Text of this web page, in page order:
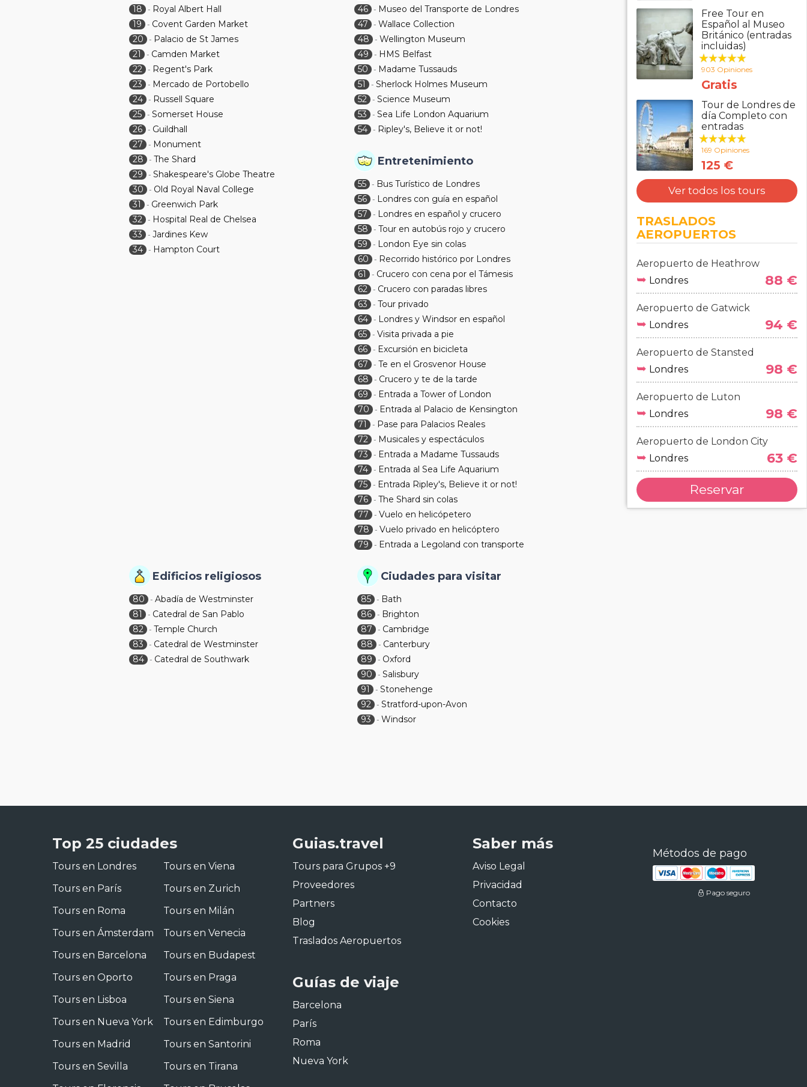
18
- Royal Albert Hall
19
- Covent Garden Market
20
- Palacio de St James
21
- Camden Market
22 - Regent's Park
23
- Mercado de Portobello
24 - Russell Square
25 -Somerset House
26 - Guildhall
27
- Monument
28
- The Shard
29
-Shakespeare's Globe Theatre
30
- Old Royal Naval College
31
- Greenwich Park
32 - Hospital Real de Chelsea
33
-Jardines Kew
34 - Hampton Court
46 - Museo del Transporte de Londres
47
- Wallace Collection
48
- Wellington Museum
49
- HMS Belfast
50
- Madame Tussauds
51
-Sherlock Holmes Museum
52 -Science Museum
53
-Sea Life London Aquarium
54 - Ripley's, Believe it or not!
Entretenimiento
55 - Bus Turístico de Londres
56 - Londres con guía en español
57
- Londres en español y crucero
58
- Tour en autobús rojo y crucero
59
- London Eye sin colas
60
- Recorrido histórico por Londres
61
- Crucero con cena por el Támesis
62 - Crucero con paradas libres
63
- Tour privado
64 - Londres y Windsor en español
65 -Visita privada a pie
66 - Excursión en bicicleta
67
- Te en el Grosvenor House
68
- Crucero y te de la tarde
69
- Entrada a Tower of London
70
- Entrada al Palacio de Kensington
71
- Pase para Palacios Reales
72 - Musicales y espectáculos
73
- Entrada a Madame Tussauds
74 - Entrada al Sea Life Aquarium
75 - Entrada Ripley's, Believe it or not!
76 - The Shard sin colas
77
-Vuelo en helicópetero
78
-Vuelo privado en helicóptero
79
- Entrada a Legoland con transporte
Edificios religiosos
80 -Abadía de Westminster
81
- Catedral de San Pablo
82 - Temple Church
83
- Catedral de Westminster
84 - Catedral de Southwark
Ciudades para visitar
85 - Bath
86 - Brighton
87
- Cambridge
88
- Canterbury
89
- Oxford
90
-Salisbury
91
-Stonehenge
92 -Stratford-upon-Avon
93
- Windsor
Free Tour en
Español al Museo
Británico (entradas
incluidas)
903 Opiniones
Gratis
Tour de Londres de
día Completo con
entradas
169 Opiniones
125 €
Ver todos los tours
TRASLADOS
AEROPUERTOS
Aeropuerto de Heathrow
➥ Londres 88 €
Aeropuerto de Gatwick
➥ Londres 94 €
Aeropuerto de Stansted
➥ Londres 98 €
Aeropuerto de Luton
➥ Londres 98 €
Aeropuerto de London City
➥ Londres 63 €
Reservar
Top 25 ciudades
Tours en Londres
Tours en París
Tours en Roma
Tours en Ámsterdam
Tours en Barcelona
Tours en Oporto
Tours en Lisboa
Tours en Nueva York
Tours en Madrid
Tours en Sevilla
Tours en Viena
Tours en Zurich
Tours en Milán
Tours en Venecia
Tours en Budapest
Tours en Praga
Tours en Siena
Tours en Edimburgo
Tours en Santorini
Tours en Tirana
Guias.travel
Tours para Grupos +9
Proveedores
Partners
Blog
Traslados Aeropuertos
Guías de viaje
Barcelona
París
Roma
Nueva York
Saber más
Aviso Legal
Privacidad
Contacto
Cookies
Métodos de pago
Pago seguro